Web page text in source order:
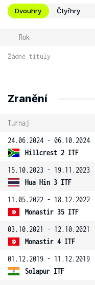
Dvouhry Čtyřhry
Rok
Žádné tituly
Zranění
Turnaj
24.06.2024 - 06.10.2024
Hillcrest 2 ITF
15.10.2023 - 19.11.2023
Hua Hin 3 ITF
11.05.2022 - 18.12.2022
Monastir 35 ITF
03.10.2021 - 12.10.2021
Monastir 4 ITF
01.12.2019 - 11.12.2019
Solapur ITF